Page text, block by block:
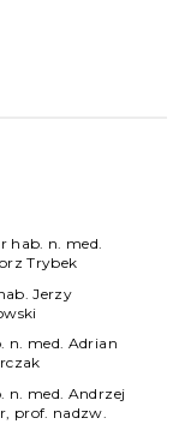
hab. n. med.
Trybek
Jerzy
n. med. Adrian
n. med. Andrzej
prof. nadzw.